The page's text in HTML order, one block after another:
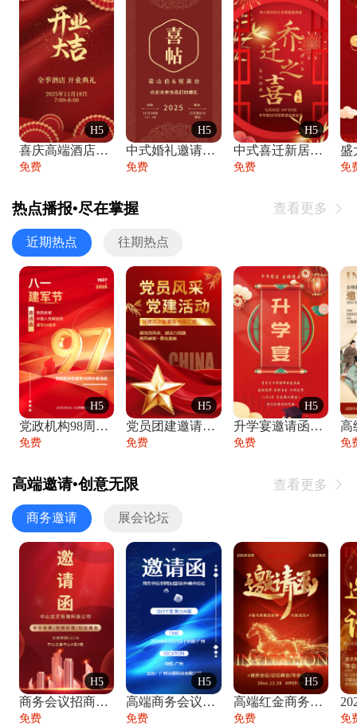
H5
喜庆高端酒店开业大吉邀请函
免费
H5
中式婚礼邀请函中国风传统复古婚礼请柬请帖
免费
H5
中式喜迁新居乔迁之喜邀请函宴会请帖
免费 免
热点播报•尽在掌握 查看更多 
近期热点 往期热点
H5
党政机构98周年八一建军节庆祝晚会活动邀
免费
H5
党员团建邀请函党建活动风采党会工作汇报总
免费
H5
升学宴邀请函喜报金榜题名高端谢师宴邀请函
免费 免
高端邀请•创意无限 查看更多 
商务邀请 展会论坛
H5
商务会议招商展会科技峰会邀请函年会邀请
免费
H5
高端商务会议招商加盟展会峰会论坛邀请函
免费
H5
高端红金商务会议年会年终盛典答谢邀请函
免费 免